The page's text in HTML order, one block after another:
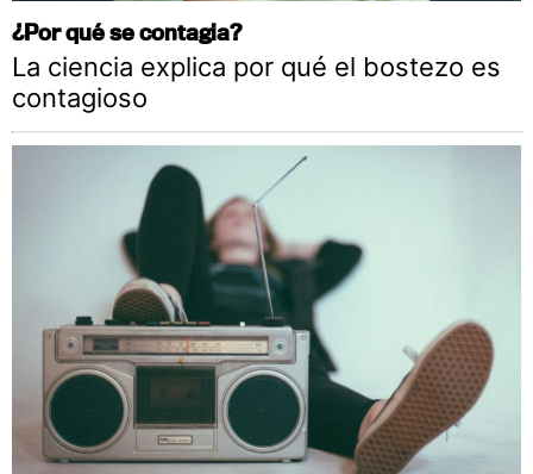
¿Por qué se contagia?
La ciencia explica por qué el bostezo es
contagioso